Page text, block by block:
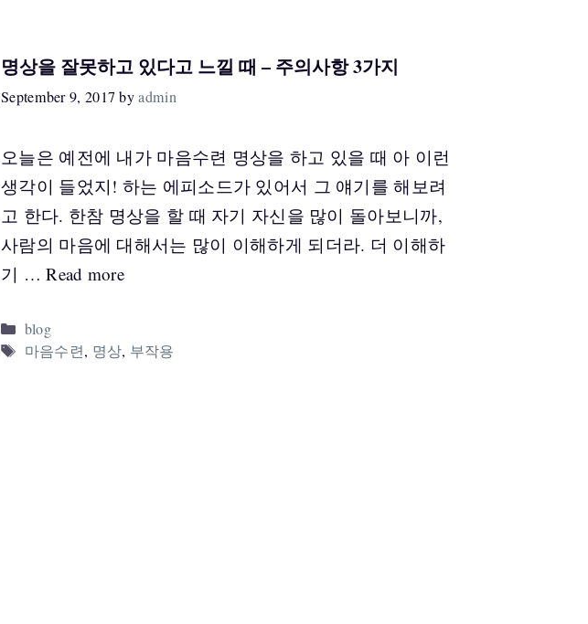
명상을 잘못하고 있다고 느낄 때 – 주의사항 3가지
September 9, 2017 byadmin
오늘은 예전에 내가 마음수련 명상을 하고 있을 때 아 이런
생각이 들었지! 하는 에피소드가 있어서 그 얘기를 해보려
고 한다. 한참 명상을 할 때 자기 자신을 많이 돌아보니까,
사람의 마음에 대해서는 많이 이해하게 되더라. 더 이해하
기 …Read more
Categories
blog
Tags
마음수련, 명상, 부작용